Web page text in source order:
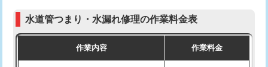
モルタル補修（厚さ10㎝超え） 38,500円
式）)
式・ワンホール）)
水道管つまり・水漏れ修理の作業料金表
作業内容 作業料金